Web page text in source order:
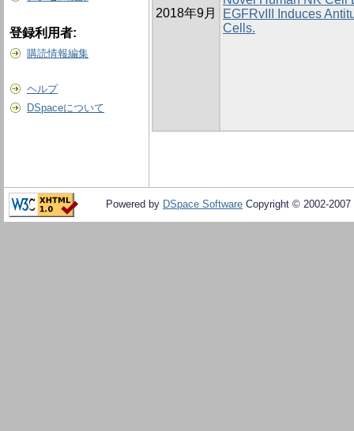
登録利用者:
購読情報編集
ヘルプ
DSpaceについて
2018年9月
EGFRvIII Induces
Cells.
Powered by DSpace Software Copyright © 2002-2007